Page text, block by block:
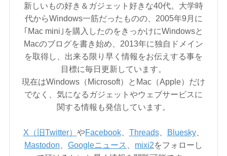
新しいもの好き＆ガジェット好きな40代。大学時
代からWindows一筋だったものの、2005年9月に
｢Mac mini｣を購入したのをきっかけにWindowsと
Macのブログを書き始め、2013年に独自ドメイン
を取得し、出来る限り早く情報をお伝えする事を
目標に毎日更新しています。
現在はWindows（Microsoft）とMac（Apple）だけ
でなく、気になるガジェットやウェブサービスに
関する情報も発信しています。
X（旧Twitter） やFacebook、 Threads、 Bluesky、
Mastodon
Googleニュース mixi2をフォローし